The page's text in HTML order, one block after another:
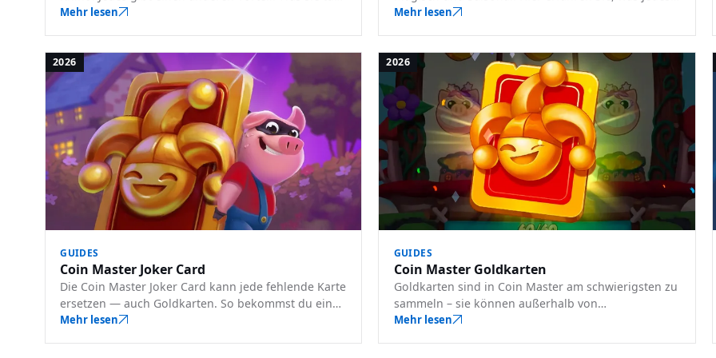
wie du sie freischaltest und wann du welches nutzt.
Mehr lesen
einzelne enthält, die Gewinnchancen und wann Sie
Mehr lesen
2026
GUIDES
Coin Master Joker Card
Die Coin Master Joker Card kann jede fehlende Karte
ersetzen — auch Goldkarten. So bekommst du eine,
wann du sie nutzt und welche Fehler sie
Mehr lesen
2026
GUIDES
Coin Master Goldkarten
Goldkarten sind in Coin Master am schwierigsten zu
sammeln – sie können außerhalb von
Sonderveranstaltungen nicht gehandelt werden.
Mehr lesen